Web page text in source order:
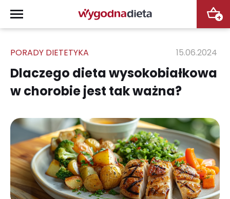
+
PORADY DIETETYKA 15.06.2024
Dlaczego dieta wysokobiałkowa
w chorobie jest tak ważna?